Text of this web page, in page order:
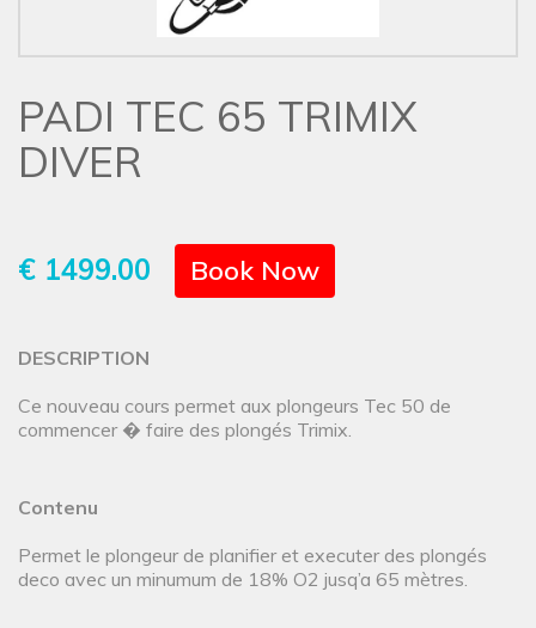
PADI TEC 65 TRIMIX
DIVER
€ 1499.00 Book Now
DESCRIPTION
Ce nouveau cours permet aux plongeurs Tec 50 de
commencer � faire des plongés Trimix.
Contenu
Permet le plongeur de planifier et executer des plongés
deco avec un minumum de 18% O2 jusq’a 65 mètres.